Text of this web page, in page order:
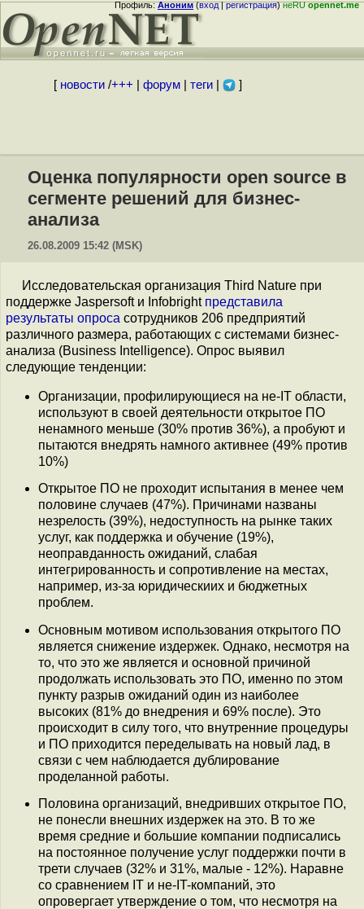
Профиль:Аноним(вход|регистрация)неRUopennet.me
[ новости/+++ форум| теги| ]
Оценка популярности open source в
сегменте решений для бизнес-
анализа
26.08.2009 15:42 (MSK)
Исследовательская организация Third Nature при
поддержке Jaspersoft и Infobright представила
результаты опроса сотрудников 206 предприятий
различного размера, работающих с системами бизнес-
анализа (Business Intelligence). Опрос выявил
следующие тенденции:
Организации, профилирующиеся на не-IT области,
используют в своей деятельности открытое ПО
ненамного меньше (30% против 36%), а пробуют и
пытаются внедрять намного активнее (49% против
10%)
Открытое ПО не проходит испытания в менее чем
половине случаев (47%). Причинами названы
незрелость (39%), недоступность на рынке таких
услуг, как поддержка и обучение (19%),
неоправданность ожиданий, слабая
интегрированность и сопротивление на местах,
например, из-за юридическиих и бюджетных
проблем.
Основным мотивом использования открытого ПО
является снижение издержек. Однако, несмотря на
то, что это же является и основной причиной
продолжать использовать это ПО, именно по этом
пункту разрыв ожиданий один из наиболее
высоких (81% до внедрения и 69% после). Это
происходит в силу того, что внутренние процедуры
и ПО приходится переделывать на новый лад, в
связи с чем наблюдается дублирование
проделанной работы.
Половина организаций, внедривших открытое ПО,
не понесли внешних издержек на это. В то же
время средние и большие компании подписались
на постоянное получение услуг поддержки почти в
трети случаев (32% и 31%, малые - 12%). Наравне
со сравнением IT и не-IT-компаний, это
опровергает утверждение о том, что несмотря на